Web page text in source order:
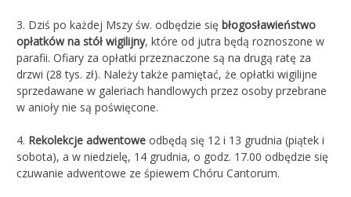
3. Dziś po każdej Mszy św. odbędzie się błogosławieństwo
opłatków na stół wigilijny, które od jutra będą roznoszone w
parafii. Ofiary za opłatki przeznaczone są na drugą ratę za
drzwi (28 tys. zł). Należy także pamiętać, że opłatki wigilijne
sprzedawane w galeriach handlowych przez osoby przebrane
w anioły nie są poświęcone.
4. Rekolekcje adwentowe odbędą się 12 i 13 grudnia (piątek i
sobota), a w niedzielę, 14 grudnia, o godz. 17.00 odbędzie się
czuwanie adwentowe ze śpiewem Chóru Cantorum.